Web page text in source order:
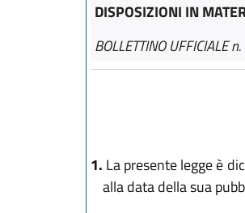
DISPOSIZIONI IN
BOLLETTINO
1. La presente legge è
alla data della sua